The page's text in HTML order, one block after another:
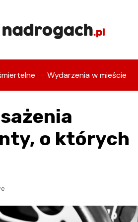
Wydarzenia w mieście
o których